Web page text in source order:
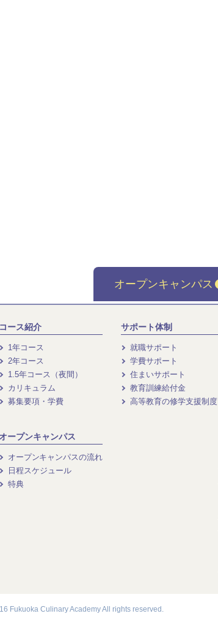
オープンキャンパス
コース紹介
1年コース
2年コース
1.5年コース（夜間）
カリキュラム
募集要項・学費
オープンキャンパス
オープンキャンパスの流れ
日程スケジュール
特典
サポート体制
就職サポート
学費サポート
住まいサポート
教育訓練給付金
高等教育の修学支援制度
Fukuoka Culinary Academy All rights reserved.